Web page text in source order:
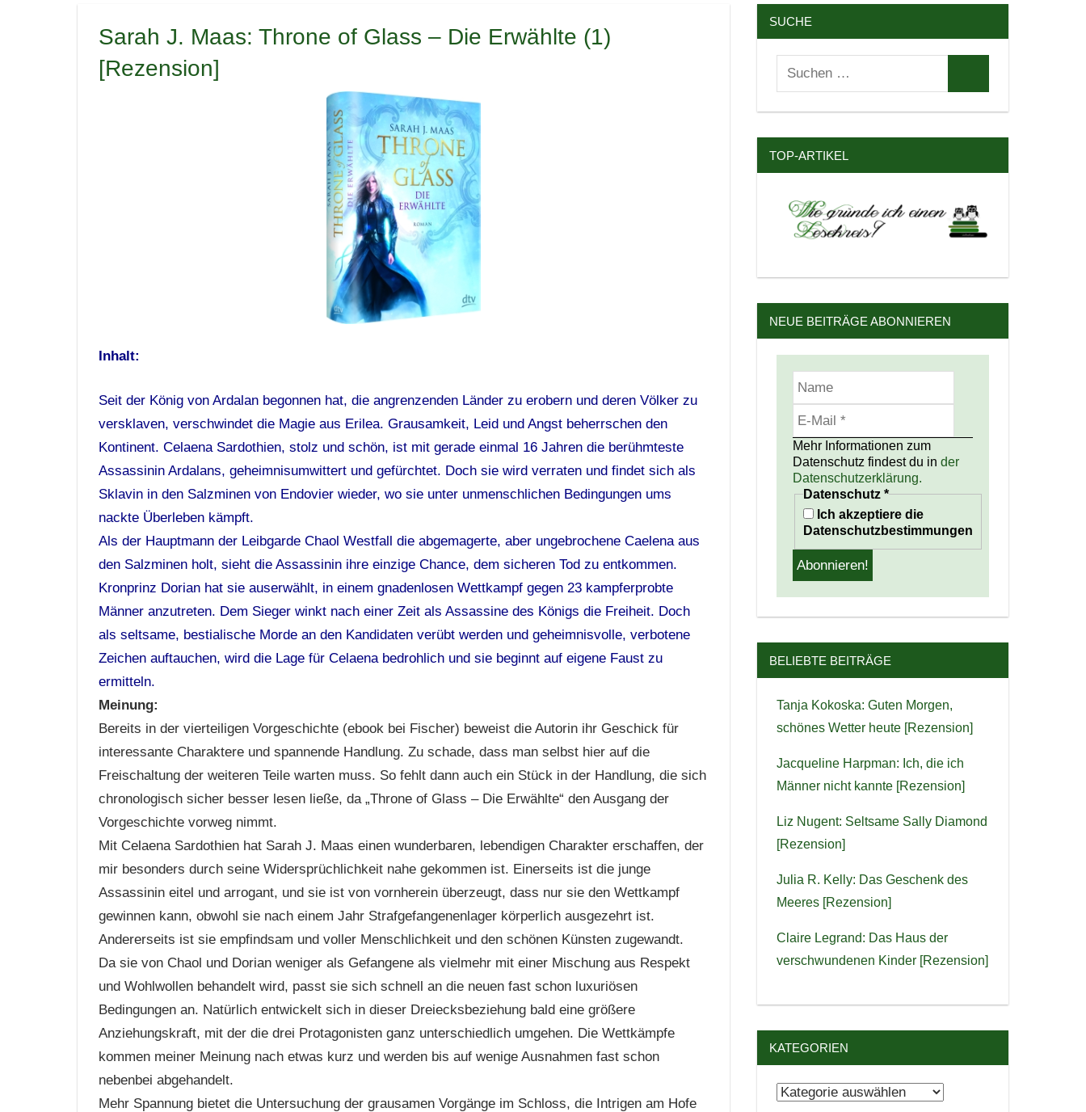
Sarah J. Maas: Throne of Glass – Die Erwählte (1)
[Rezension]
Inhalt:
Seit der König von Ardalan begonnen hat, die angrenzenden Länder zu erobern und deren Völker zu
versklaven, verschwindet die Magie aus Erilea. Grausamkeit, Leid und Angst beherrschen den
Kontinent. Celaena Sardothien, stolz und schön, ist mit gerade einmal 16 Jahren die berühmteste
Assassinin Ardalans, geheimnisumwittert und gefürchtet. Doch sie wird verraten und findet sich als
Sklavin in den Salzminen von Endovier wieder, wo sie unter unmenschlichen Bedingungen ums
nackte Überleben kämpft.
Als der Hauptmann der Leibgarde Chaol Westfall die abgemagerte, aber ungebrochene Caelena aus
den Salzminen holt, sieht die Assassinin ihre einzige Chance, dem sicheren Tod zu entkommen.
Kronprinz Dorian hat sie auserwählt, in einem gnadenlosen Wettkampf gegen 23 kampferprobte
Männer anzutreten. Dem Sieger winkt nach einer Zeit als Assassine des Königs die Freiheit. Doch
als seltsame, bestialische Morde an den Kandidaten verübt werden und geheimnisvolle, verbotene
Zeichen auftauchen, wird die Lage für Celaena bedrohlich und sie beginnt auf eigene Faust zu
ermitteln.
Meinung:
Bereits in der vierteiligen Vorgeschichte (ebook bei Fischer) beweist die Autorin ihr Geschick für
interessante Charaktere und spannende Handlung. Zu schade, dass man selbst hier auf die
Freischaltung der weiteren Teile warten muss. So fehlt dann auch ein Stück in der Handlung, die sich
chronologisch sicher besser lesen ließe, da „Throne of Glass – Die Erwählte“ den Ausgang der
Vorgeschichte vorweg nimmt.
Mit Celaena Sardothien hat Sarah J. Maas einen wunderbaren, lebendigen Charakter erschaffen, der
mir besonders durch seine Widersprüchlichkeit nahe gekommen ist. Einerseits ist die junge
Assassinin eitel und arrogant, und sie ist von vornherein überzeugt, dass nur sie den Wettkampf
gewinnen kann, obwohl sie nach einem Jahr Strafgefangenenlager körperlich ausgezehrt ist.
Andererseits ist sie empfindsam und voller Menschlichkeit und den schönen Künsten zugewandt.
Da sie von Chaol und Dorian weniger als Gefangene als vielmehr mit einer Mischung aus Respekt
und Wohlwollen behandelt wird, passt sie sich schnell an die neuen fast schon luxuriösen
Bedingungen an. Natürlich entwickelt sich in dieser Dreiecksbeziehung bald eine größere
Anziehungskraft, mit der die drei Protagonisten ganz unterschiedlich umgehen. Die Wettkämpfe
kommen meiner Meinung nach etwas kurz und werden bis auf wenige Ausnahmen fast schon
nebenbei abgehandelt.
Mehr Spannung bietet die Untersuchung der grausamen Vorgänge im Schloss, die Intrigen am Hofe
SUCHE
Suchen
nach:
TOP-ARTIKEL
NEUE BEITRÄGE ABONNIEREN
Mehr Informationen zum
Datenschutz findest du in der
Datenschutzerklärung.
Datenschutz *
Ich akzeptiere die
Datenschutzbestimmungen
BELIEBTE BEITRÄGE
Tanja Kokoska: Guten Morgen,
schönes Wetter heute [Rezension]
Jacqueline Harpman: Ich, die ich
Männer nicht kannte [Rezension]
Liz Nugent: Seltsame Sally Diamond
[Rezension]
Julia R. Kelly: Das Geschenk des
Meeres [Rezension]
Claire Legrand: Das Haus der
verschwundenen Kinder [Rezension]
KATEGORIEN
Kategorien